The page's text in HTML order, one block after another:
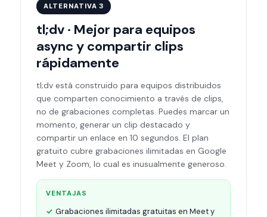
ALTERNATIVA 3
tl;dv · Mejor para equipos
async y compartir clips
rápidamente
tl;dv está construido para equipos distribuidos
que comparten conocimiento a través de clips,
no de grabaciones completas. Puedes marcar un
momento, generar un clip destacado y
compartir un enlace en 10 segundos. El plan
gratuito cubre grabaciones ilimitadas en Google
Meet y Zoom, lo cual es inusualmente generoso.
VENTAJAS
Grabaciones ilimitadas gratuitas en Meet y